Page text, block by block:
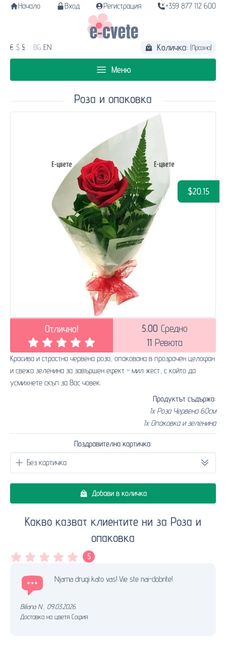
Начало Вход Регистрация +359 877 112 600
€ $ £ BG EN Количка: (Празна)
Меню
Роза и опаковка
$20.15
Отлично! 5.00Средно
11Ревюта
Красива и страстна червена роза, опакована в прозрачен целофан
и свежа зеленина за завършен ефект - мил жест, с който да
усмихнете скъп за Вас човек.
Продуктът съдържа:
1x Роза Червена 60см
1x Опаковка и зеленина
Поздравителна картичка:
Добави в количка
Какво казват клиентите ни за Роза и
опаковка
5
Njama drugi kato vas! Vie ste nai-dobrite!
Biliana N. 09.03.2026.
Доставка на цветя София